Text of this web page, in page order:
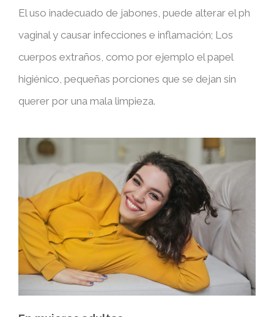
El uso inadecuado de jabones, puede alterar el ph
vaginal y causar infecciones e inflamación; Los
cuerpos extraños, como por ejemplo el papel
higiénico, pequeñas porciones que se dejan sin
querer por una mala limpieza.